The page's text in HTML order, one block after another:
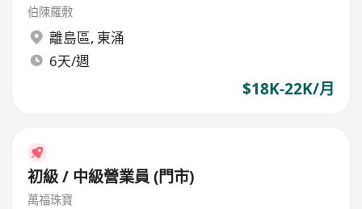
伯陳羅敷
離島區, 東涌
6天/週
$18K-22K/月
初級 / 中級營業員 (門市)
萬福珠寶